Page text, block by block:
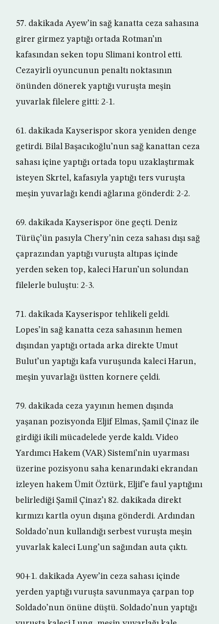
57. dakikada Ayew’in sağ kanatta ceza sahasına
girer girmez yaptığı ortada Rotman’ın
kafasından seken topu Slimani kontrol etti.
Cezayirli oyuncunun penaltı noktasının
önünden dönerek yaptığı vuruşta meşin
yuvarlak filelere gitti: 2-1.
61. dakikada Kayserispor skora yeniden denge
getirdi. Bilal Başacıkoğlu’nun sağ kanattan ceza
sahası içine yaptığı ortada topu uzaklaştırmak
isteyen Skrtel, kafasıyla yaptığı ters vuruşta
meşin yuvarlağı kendi ağlarına gönderdi: 2-2.
69. dakikada Kayserispor öne geçti. Deniz
Türüç’ün pasıyla Chery’nin ceza sahası dışı sağ
çaprazından yaptığı vuruşta altıpas içinde
yerden seken top, kaleci Harun’un solundan
filelerle buluştu: 2-3.
71. dakikada Kayserispor tehlikeli geldi.
Lopes’in sağ kanatta ceza sahasının hemen
dışından yaptığı ortada arka direkte Umut
Bulut’un yaptığı kafa vuruşunda kaleci Harun,
meşin yuvarlağı üstten kornere çeldi.
79. dakikada ceza yayının hemen dışında
yaşanan pozisyonda Eljif Elmas, Şamil Çinaz ile
girdiği ikili mücadelede yerde kaldı. Video
Yardımcı Hakem (VAR) Sistemi’nin uyarması
üzerine pozisyonu saha kenarındaki ekrandan
izleyen hakem Ümit Öztürk, Eljif’e faul yaptığını
belirlediği Şamil Çinaz’ı 82. dakikada direkt
kırmızı kartla oyun dışına gönderdi. Ardından
Soldado’nun kullandığı serbest vuruşta meşin
yuvarlak kaleci Lung’un sağından auta çıktı.
90+1. dakikada Ayew’in ceza sahası içinde
yerden yaptığı vuruşta savunmaya çarpan top
Soldado’nun önüne düştü. Soldado’nun yaptığı